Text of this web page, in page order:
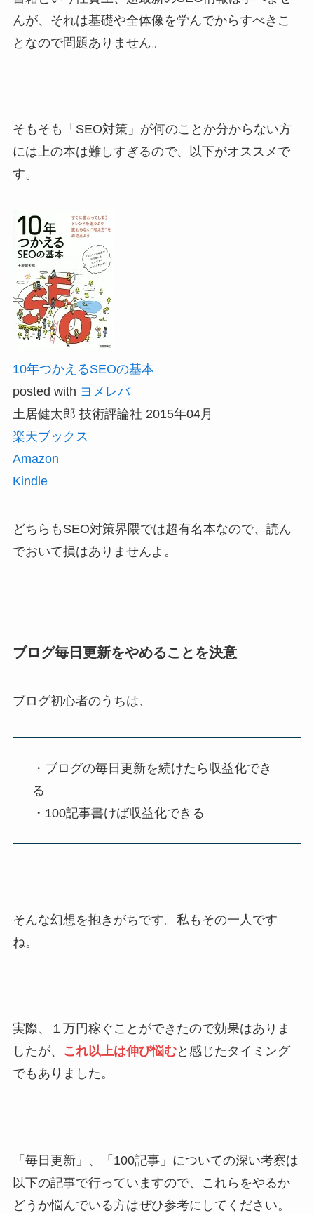
んが、それは基礎や全体像を学んでからすべきこ
となので問題ありません。
そもそも「SEO対策」が何のことか分からない方
には上の本は難しすぎるので、以下がオススメで
す。
10年つかえるSEOの基本
posted with ヨメレバ
土居健太郎 技術評論社 2015年04月
楽天ブックス
Amazon
Kindle
どちらもSEO対策界隈では超有名本なので、読ん
でおいて損はありませんよ。
ブログ毎日更新をやめることを決意
ブログ初心者のうちは、
・ブログの毎日更新を続けたら収益化でき
る
・100記事書けば収益化できる
そんな幻想を抱きがちです。私もその一人です
ね。
実際、１万円稼ぐことができたので効果はありま
したが、
これ以上は伸び悩むと感じたタイミング
でもありました。
「毎日更新」、「100記事」についての深い考察は
以下の記事で行っていますので、これらをやるか
どうか悩んでいる方はぜひ参考にしてください。